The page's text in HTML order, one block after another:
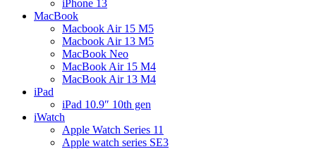
iPhone 13
MacBook
Macbook Air 15 M5
Macbook Air 13 M5
MacBook Neo
MacBook Air 15 M4
MacBook Air 13 M4
iPad
iPad 10.9″ 10th gen
iWatch
Apple Watch Series 11
Apple watch series SE3